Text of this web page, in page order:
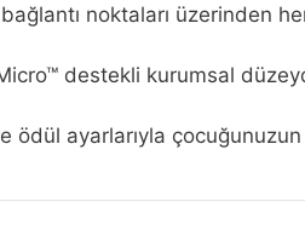
noktaları üzerinden
destekli kurumsal
ayarlarıyla çocuğunuzun